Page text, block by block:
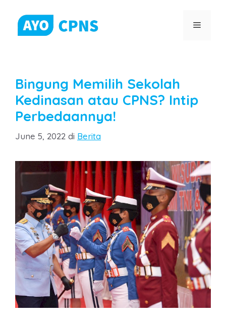
content
Menu
Bingung Memilih Sekolah
Kedinasan atau CPNS? Intip
Perbedaannya!
June 5, 2022 di Categories
Berita